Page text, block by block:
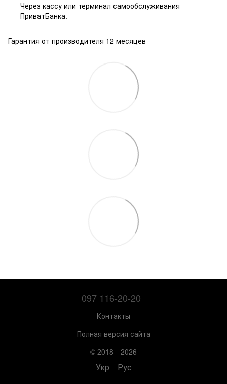
Через кассу или терминал самообслуживания
ПриватБанка.
Гарантия от производителя 12 месяцев
097 116-20-20
Контакты
Полная версия сайта
© 2018—2026
Укр Рус